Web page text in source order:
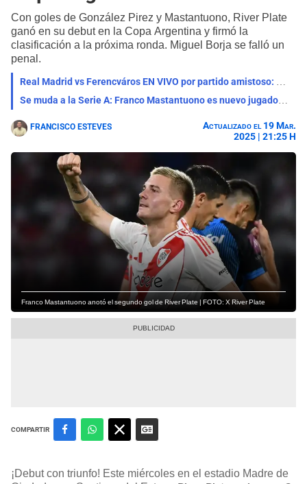
Con goles de González Pirez y Mastantuono, River Plate
ganó en su debut en la Copa Argentina y firmó la
clasificación a la próxima ronda. Miguel Borja se falló un
penal.
Real Madrid vs Ferencváros EN VIVO por partido amistoso: qué canal lo transmite, horario y pronóstico
Se muda a la Serie A: Franco Mastantuono es nuevo jugador de la Fiorentina de Italia
FRANCISCO ESTEVES
Actualizado el 19 Mar.
2025 | 21:25 H
Franco Mastantuono anotó el segundo gol de River Plate | FOTO: X River Plate
COMPARTIR
¡Debut con triunfo! Este miércoles en el estadio Madre de